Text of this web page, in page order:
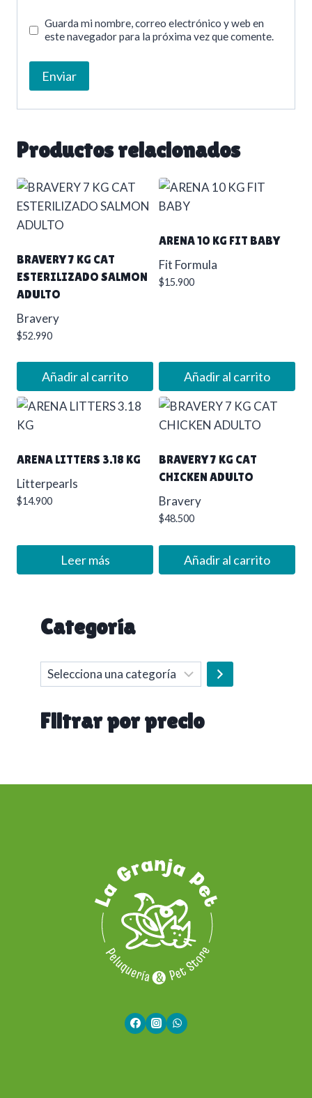
Guarda mi nombre, correo electrónico y web en
este navegador para la próxima vez que comente.
Productos relacionados
BRAVERY 7 KG CAT
ESTERILIZADO SALMON
ADULTO
Bravery
$52.990
Añadir al carrito
ARENA 10 KG FIT BABY
Fit Formula
$15.900
Añadir al carrito
ARENA LITTERS 3.18 KG
Litterpearls
$14.900
Leer más
BRAVERY 7 KG CAT
CHICKEN ADULTO
Bravery
$48.500
Añadir al carrito
Categoría
Selecciona
una
Filtrar por precio